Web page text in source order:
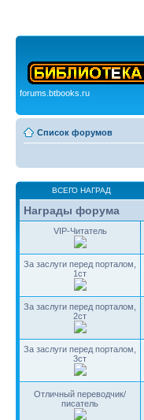
forums.btbooks.ru
Список форумов
ВСЕГО НАГРАД
Награды форума
VIP-Читатель
За заслуги перед порталом,
1ст
За заслуги перед порталом,
2ст
За заслуги перед порталом,
3ст
Отличный переводчик/
писатель